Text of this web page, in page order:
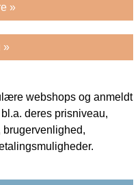
»
»
webshops og anmeldt
deres prisniveau,